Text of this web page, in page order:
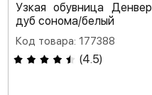
Узкая обувница Денвер
дуб сонома/белый
Код товара: 177388
(4.5)